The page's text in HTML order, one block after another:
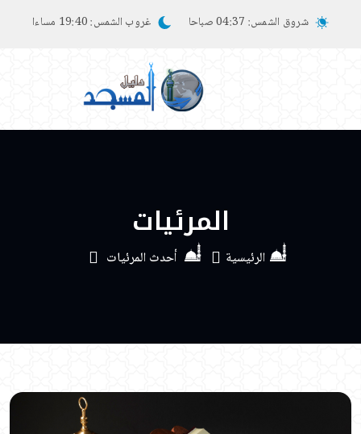
شروق الشمس: 04:37 صباحا غروب الشمس:19:40 مساءا
المرئيات
الرئيسية أحدث المرئيات